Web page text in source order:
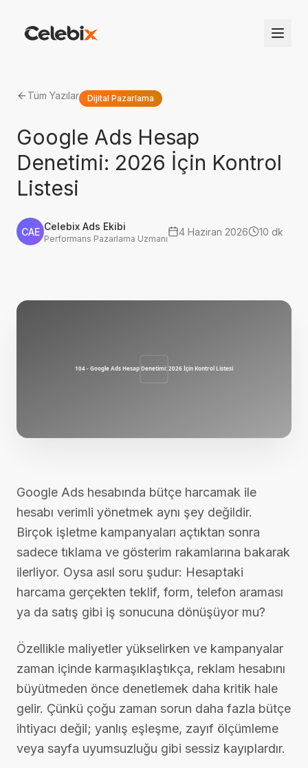
Tüm Yazılar Dijital Pazarlama
Google Ads Hesap
Denetimi: 2026 İçin Kontrol
Listesi
CAE Celebix Ads Ekibi
Performans Pazarlama Uzmanı
4 Haziran 2026 10 dk
Google Ads hesabında bütçe harcamak ile
hesabı verimli yönetmek aynı şey değildir.
Birçok işletme kampanyaları açtıktan sonra
sadece tıklama ve gösterim rakamlarına bakarak
ilerliyor. Oysa asıl soru şudur: Hesaptaki
harcama gerçekten teklif, form, telefon araması
ya da satış gibi iş sonucuna dönüşüyor mu?
Özellikle maliyetler yükselirken ve kampanyalar
zaman içinde karmaşıklaştıkça, reklam hesabını
büyütmeden önce denetlemek daha kritik hale
gelir. Çünkü çoğu zaman sorun daha fazla bütçe
ihtiyacı değil; yanlış eşleşme, zayıf ölçümleme
veya sayfa uyumsuzluğu gibi sessiz kayıplardır.